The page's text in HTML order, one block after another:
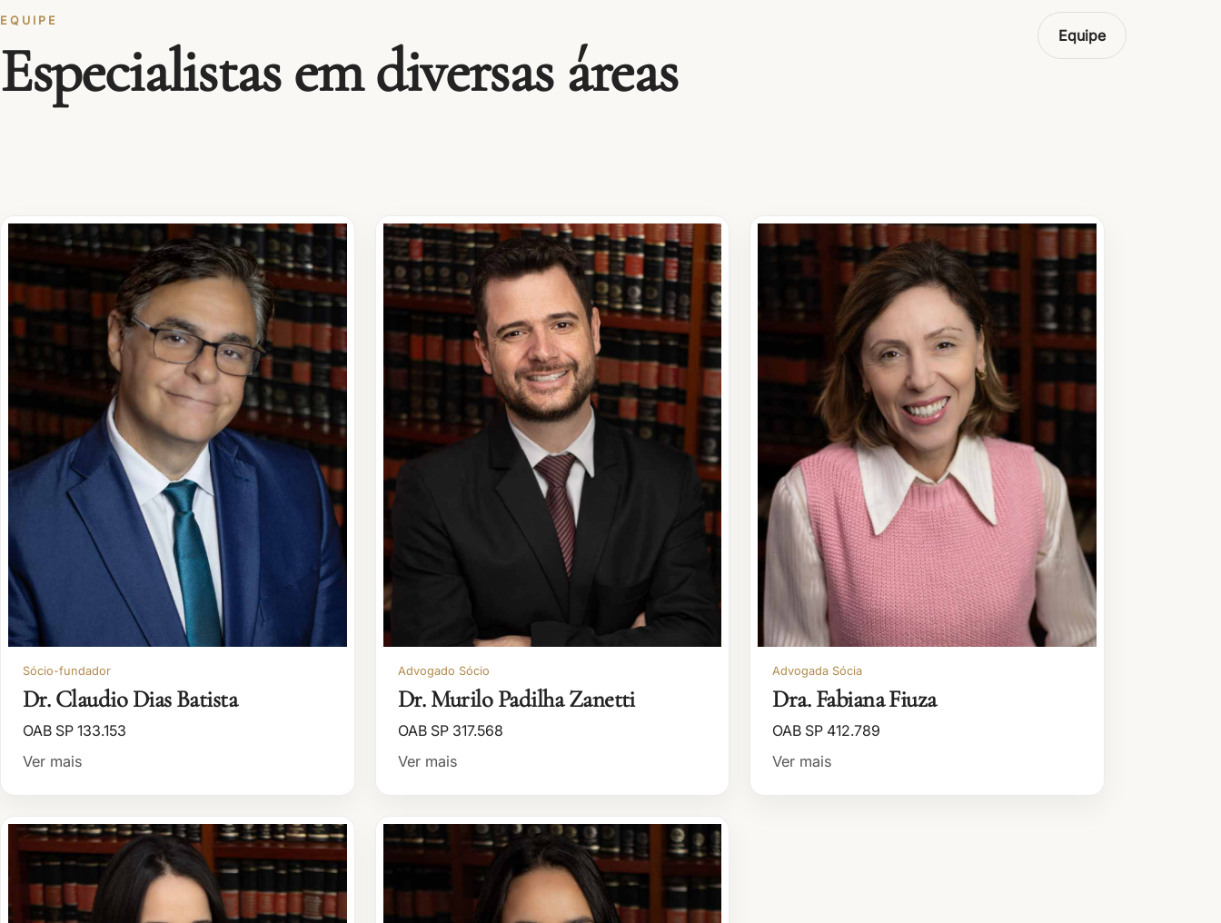
EQUIPE
Especialistas em diversas áreas Equipe
Sócio-fundador
Dr. Claudio Dias Batista
OAB SP 133.153
Ver mais
Advogado Sócio
Dr. Murilo Padilha Zanetti
OAB SP 317.568
Ver mais
Advogada Sócia
Dra. Fabiana Fiuza
OAB SP 412.789
Ver mais